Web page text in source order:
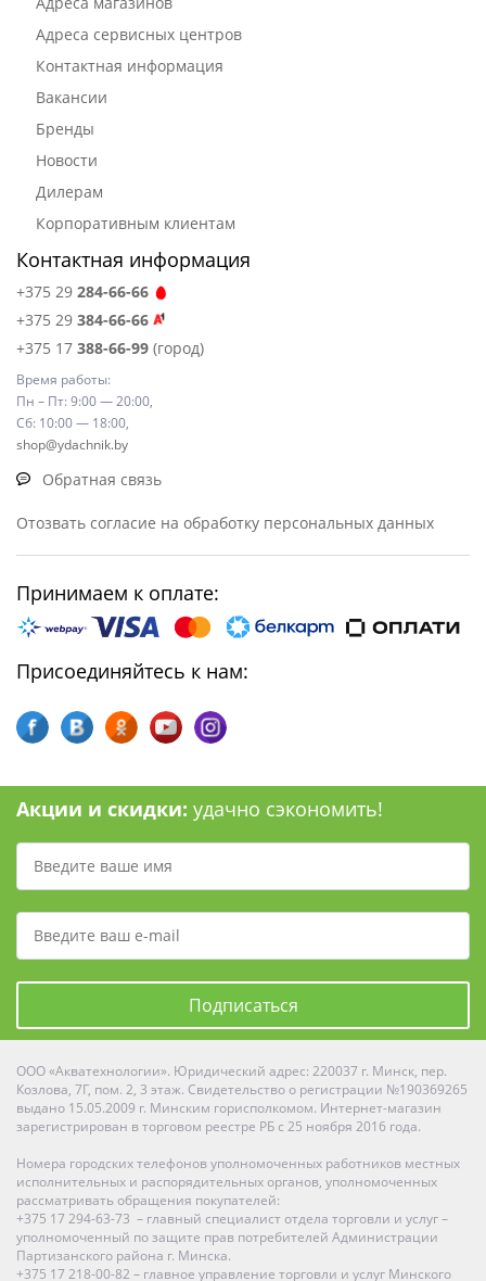
Адреса сервисных центров
Контактная информация
Вакансии
Бренды
Новости
Дилерам
Корпоративным клиентам
Контактная информация
+375 29 284-66-66
+375 29 384-66-66
+375 17 388-66-99 (город)
Время работы:
Пн – Пт: 9:00 — 20:00,
Сб: 10:00 — 18:00,
shop@ydachnik.by
Обратная связь
Отозвать согласие на обработку персональных данных
Принимаем к оплате:
Присоединяйтесь к нам:
Акции и скидки: удачно сэкономить!
Подписаться
ООО «Акватехнологии». Юридический адрес: 220037 г. Минск, пер.
Козлова, 7Г, пом. 2, 3 этаж. Свидетельство о регистрации №190369265
выдано 15.05.2009 г. Минским горисполкомом. Интернет-магазин
зарегистрирован в торговом реестре РБ с 25 ноября 2016 года.
Номера городских телефонов уполномоченных работников местных
исполнительных и распорядительных органов, уполномоченных
рассматривать обращения покупателей:
+375 17 294-63-73 – главный специалист отдела торговли и услуг –
уполномоченный по защите прав потребителей Администрации
Партизанского района г. Минска.
+375 17 218-00-82 – главное управление торговли и услуг Минского